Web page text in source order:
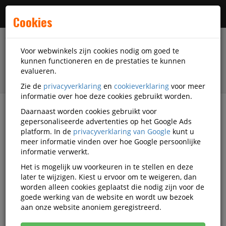
filter
Schrijfwaren Stiften
Tekenstiften
Schneider Tekenstiften
Schneider Tekenstiften
Populariteit
Cookies
Voor webwinkels zijn cookies nodig om goed te
kunnen functioneren en de prestaties te kunnen
evalueren.
Zie de privacyverklaring en cookieverklaring voor meer
informatie over hoe deze cookies gebruikt worden.
Daarnaast worden cookies gebruikt voor
gepersonaliseerde advertenties op het Google Ads
platform. In de privacyverklaring van Google kunt u
meer informatie vinden over hoe Google persoonlijke
informatie verwerkt.
Het is mogelijk uw voorkeuren in te stellen en deze
later te wijzigen. Kiest u ervoor om te weigeren, dan
worden alleen cookies geplaatst die nodig zijn voor de
goede werking van de website en wordt uw bezoek
aan onze website anoniem geregistreerd.